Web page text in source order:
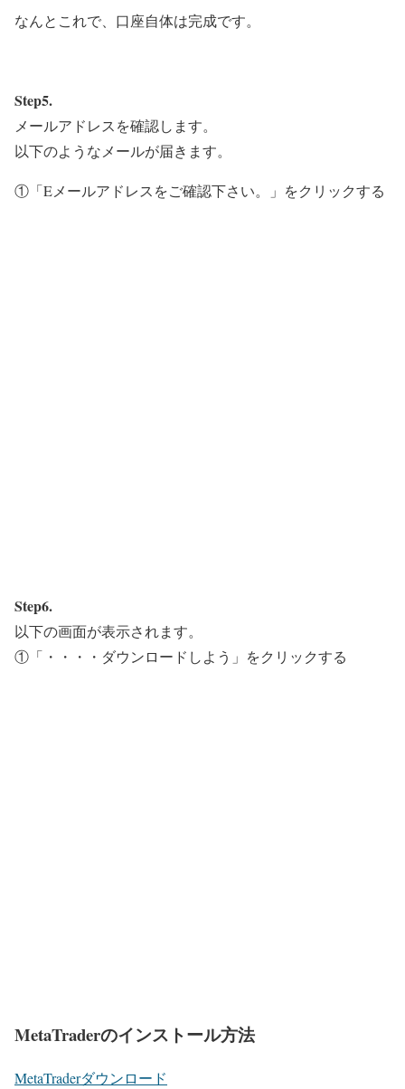
なんとこれで、口座自体は完成です。
Step5.
メールアドレスを確認します。
以下のようなメールが届きます。
①「Eメールアドレスをご確認下さい。」をクリックする
Step6.
以下の画面が表示されます。
①「・・・・ダウンロードしよう」をクリックする
MetaTraderのインストール方法
MetaTraderダウンロード